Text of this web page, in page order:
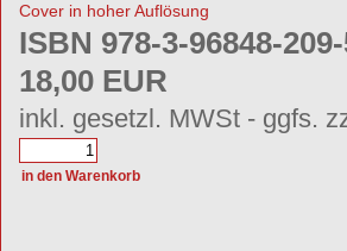
Cover in hoher Auflösung
ISBN 978-3-96848-
18,00 EUR
inkl. gesetzl. MWSt - ggfs.